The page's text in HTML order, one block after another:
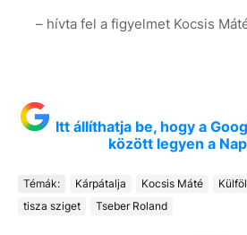
– hívta fel a figyelmet Kocsis
Itt állíthatja be, hogy a
között legyen a
Témák: Kárpátalja Kocsis Máté
tisza sziget
Tseber Roland